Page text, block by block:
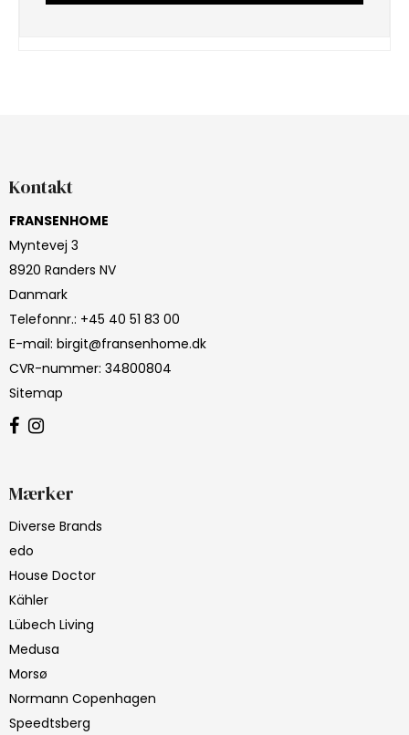
Kontakt
FRANSENHOME
Myntevej 3
8920 Randers NV
Danmark
Telefonnr.: +45 40 51 83 00
E-mail: birgit@fransenhome.dk
CVR-nummer: 34800804
Sitemap
Mærker
Diverse Brands
edo
House Doctor
Kähler
Lübech Living
Medusa
Morsø
Normann Copenhagen
Speedtsberg